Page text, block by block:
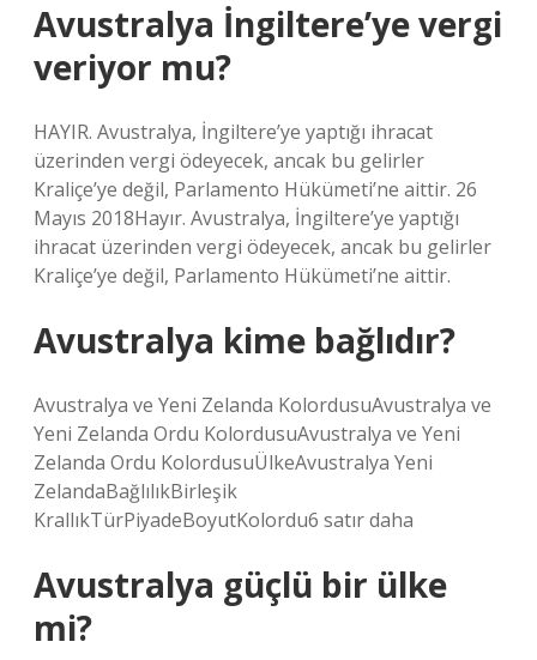
Avustralya İngiltere’ye vergi
veriyor mu?
HAYIR. Avustralya, İngiltere’ye yaptığı ihracat
üzerinden vergi ödeyecek, ancak bu gelirler
Kraliçe’ye değil, Parlamento Hükümeti’ne aittir. 26
Mayıs 2018Hayır. Avustralya, İngiltere’ye yaptığı
ihracat üzerinden vergi ödeyecek, ancak bu gelirler
Kraliçe’ye değil, Parlamento Hükümeti’ne aittir.
Avustralya kime bağlıdır?
Avustralya ve Yeni Zelanda KolordusuAvustralya ve
Yeni Zelanda Ordu KolordusuAvustralya ve Yeni
Zelanda Ordu KolordusuÜlkeAvustralya Yeni
ZelandaBağlılıkBirleşik
KrallıkTürPiyadeBoyutKolordu6 satır daha
Avustralya güçlü bir ülke
mi?